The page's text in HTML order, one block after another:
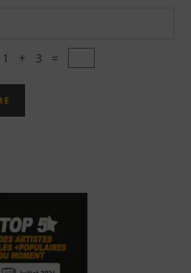
1 + 3 =